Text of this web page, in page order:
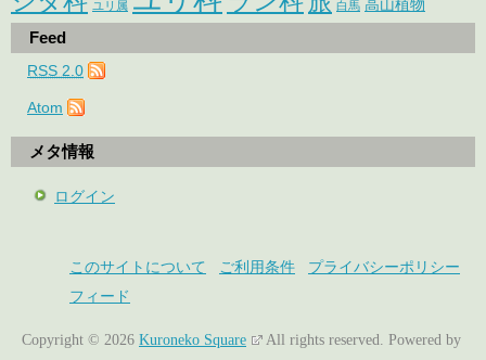
ユリ属 白馬 高山植物
Feed
RSS 2.0
Atom
メタ情報
ログイン
このサイトについて ご利用条件
プライバシーポリシー
フィード
Copyright © 2026 Kuroneko Square All rights reserved. Powered by